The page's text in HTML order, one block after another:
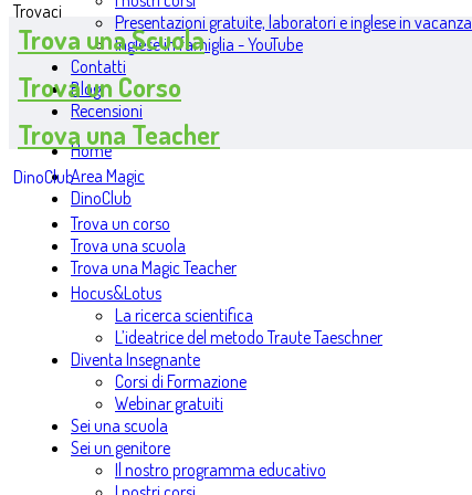
Presentazioni gratuite, laboratori e inglese in vacanza
Inglese in famiglia - YouTube
Contatti
Blog
Recensioni
Home
Area Magic
DinoClub
Trova un corso
Trova una scuola
Trova una Magic Teacher
Hocus&Lotus
La ricerca scientifica
L’ideatrice del metodo Traute Taeschner
Diventa Insegnante
Corsi di Formazione
Webinar gratuiti
Sei una scuola
Sei un genitore
Il nostro programma educativo
Trovaci
Trova una Scuola
Trova un Corso
Trova una Teacher
DinoClub